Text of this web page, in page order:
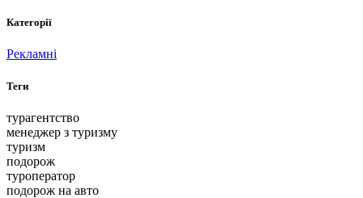
Категорії
Рекламні
Теги
турагентство
менеджер з туризму
туризм
подорож
туроператор
подорож на авто